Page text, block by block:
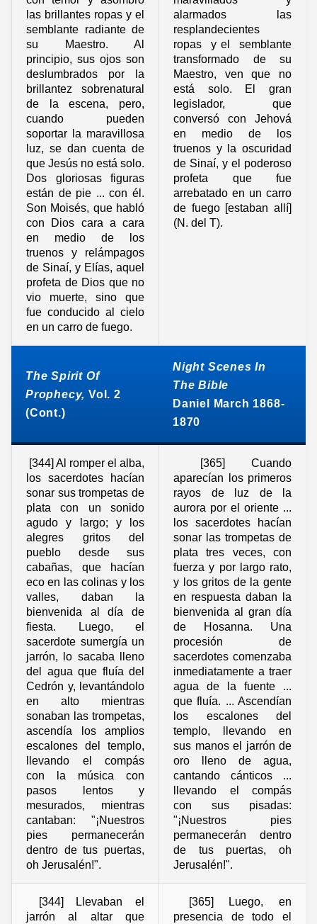
las brillantes ropas y el
semblante radiante de
su Maestro. Al
principio, sus ojos son
deslumbrados por la
brillantez sobrenatural
de la escena, pero,
cuando pueden
soportar la maravillosa
luz, se dan cuenta de
que Jesús no está solo.
Dos gloriosas figuras
están de pie ... con él.
Son Moisés, que habló
con Dios cara a cara
en medio de los
truenos y relámpagos
de Sinaí, y Elías, aquel
profeta de Dios que no
vio muerte, sino que
fue conducido al cielo
en un carro de fuego.
alarmados las
resplandecientes
ropas y el semblante
transformado de su
Maestro, ven que no
está solo. El gran
legislador, que
conversó con Jehová
en medio de los
truenos y la oscuridad
de Sinaí, y el poderoso
profeta que fue
arrebatado en un carro
de fuego [estaban allí]
(N. del T).
The Spirit Of
Prophecy, Vol. 2
(Cont.)
Night Scenes In
The Bible
Daniel March 1868-
1870
[344] Al romper el alba,
los sacerdotes hacían
sonar sus trompetas de
plata con un sonido
agudo y largo; y los
alegres gritos del
pueblo desde sus
cabañas, que hacían
eco en las colinas y los
valles, daban la
bienvenida al día de
fiesta. Luego, el
sacerdote sumergía un
jarrón, lo sacaba lleno
del agua que fluía del
Cedrón y, levantándolo
en alto mientras
sonaban las trompetas,
ascendía los amplios
escalones del templo,
llevando el compás
con la música con
pasos lentos y
mesurados, mientras
cantaban: "¡Nuestros
pies permanecerán
dentro de tus puertas,
oh Jerusalén!".
[365] Cuando
aparecían los primeros
rayos de luz de la
aurora por el oriente ...
los sacerdotes hacían
sonar las trompetas de
plata tres veces, con
fuerza y por largo rato,
y los gritos de la gente
en respuesta daban la
bienvenida al gran día
de Hosanna. Una
procesión de
sacerdotes comenzaba
inmediatamente a traer
agua de la fuente ...
que fluía. ... Ascendían
los escalones del
templo, llevando en
sus manos el jarrón de
oro lleno de agua,
cantando cánticos ...
llevando el compás
con sus pisadas:
"¡Nuestros pies
permanecerán dentro
de tus puertas, oh
Jerusalén!".
[344] Llevaban el
jarrón al altar que
[365] Luego, en
presencia de todo el